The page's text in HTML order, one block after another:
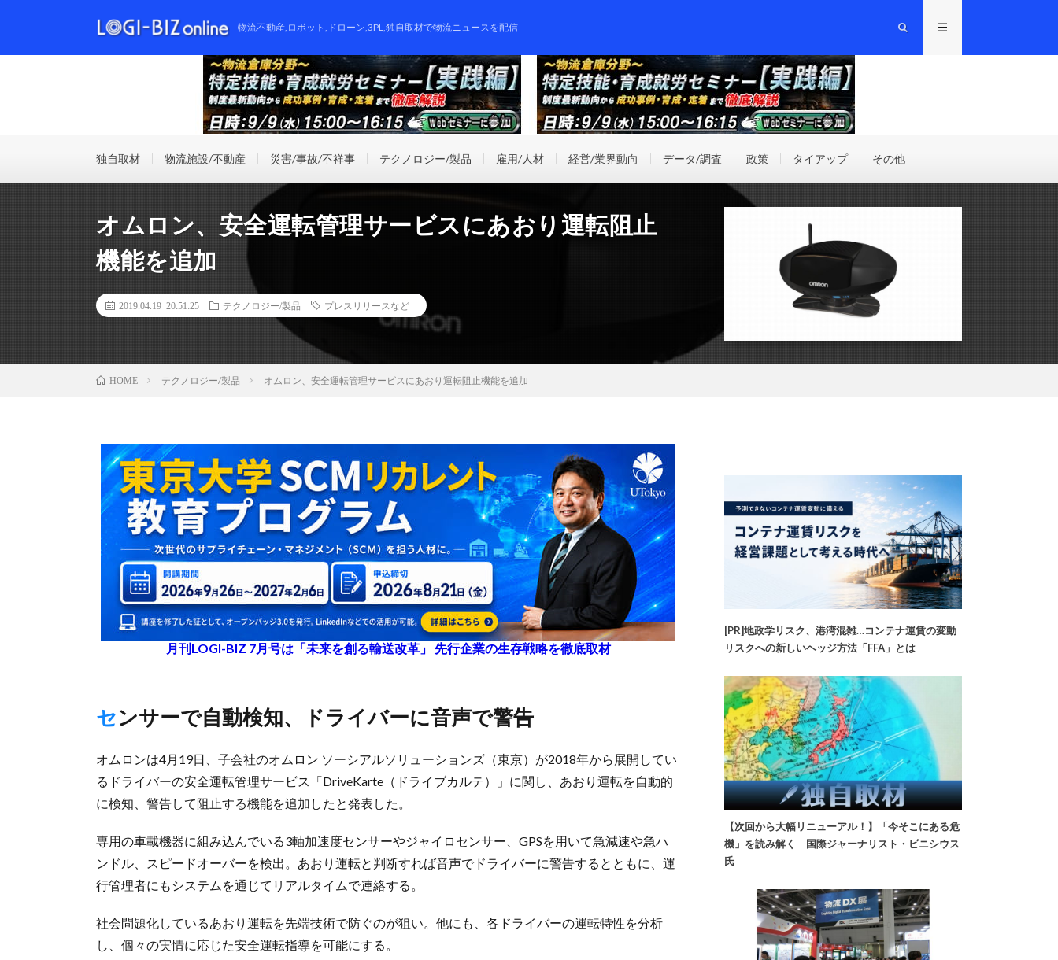
物流不動産,ロボット,ドローン,3PL,独自取材で物流ニュースを配信
独自取材 物流施設/不動産 災害/事故/不祥事 テクノロジー/製品 雇用/人材 経営/業界動向 データ/調査 政策 タイアップ その他
オムロン、安全運転管理サービスにあおり運転阻止
機能を追加
2019.04.19 20:51:25 テクノロジー/製品 プレスリリースなど
HOME テクノロジー/製品 オムロン、安全運転管理サービスにあおり運転阻止機能を追加
月刊LOGI-BIZ 7月号は「未来を創る輸送改革」 先行企業の生存戦略を徹底取材
センサーで自動検知、ドライバーに音声で警告
オムロンは4月19日、子会社のオムロン ソーシアルソリューションズ（東京）が2018年から展開してい
るドライバーの安全運転管理サービス「DriveKarte（ドライブカルテ）」に関し、あおり運転を自動的
に検知、警告して阻止する機能を追加したと発表した。
専用の車載機器に組み込んでいる3軸加速度センサーやジャイロセンサー、GPSを用いて急減速や急ハ
ンドル、スピードオーバーを検出。あおり運転と判断すれば音声でドライバーに警告するとともに、運
行管理者にもシステムを通じてリアルタイムで連絡する。
社会問題化しているあおり運転を先端技術で防ぐのが狙い。他にも、各ドライバーの運転特性を分析
し、個々の実情に応じた安全運転指導を可能にする。
[PR]地政学リスク、港湾混雑…コンテナ運賃の変動
リスクへの新しいヘッジ方法「FFA」とは
【次回から大幅リニューアル！】「今そこにある危
機」を読み解く 国際ジャーナリスト・ビニシウス
氏